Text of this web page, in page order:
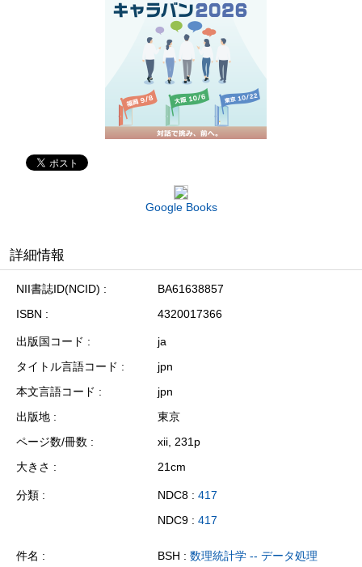
Google Books
詳細情報
NII書誌ID(NCID)
BA61638857
ISBN
4320017366
出版国コード
ja
タイトル言語コード
jpn
本文言語コード
jpn
出版地
東京
ページ数/冊数
xii, 231p
大きさ
21cm
分類 NDC8 : 417
NDC9 : 417
件名 BSH : 数理統計学 -- データ処理